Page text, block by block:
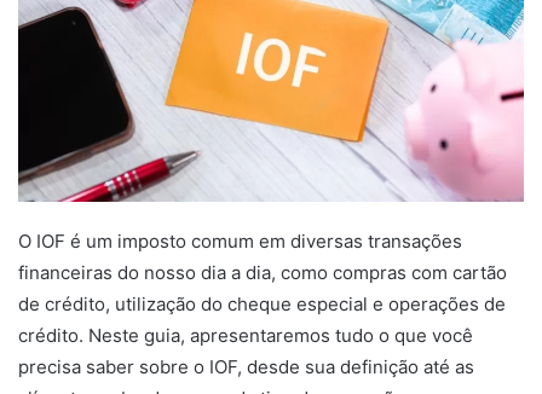
O IOF é um imposto comum em diversas transações
financeiras do nosso dia a dia, como compras com cartão
de crédito, utilização do cheque especial e operações de
crédito. Neste guia, apresentaremos tudo o que você
precisa saber sobre o IOF, desde sua definição até as